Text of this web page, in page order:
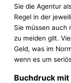
Sie die Agentur
Regel in der
Sie müssen auch
zu meiden gilt.
Geld, was im
wenn es um
Buchdruck mit